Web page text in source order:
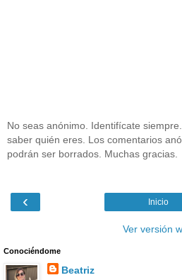
No seas anónimo. Identifícate
saber quién eres. Los comentarios
podrán ser borrados. Muchas gracias.
‹ Inicio
Ver versión
Conociéndome
Beatriz